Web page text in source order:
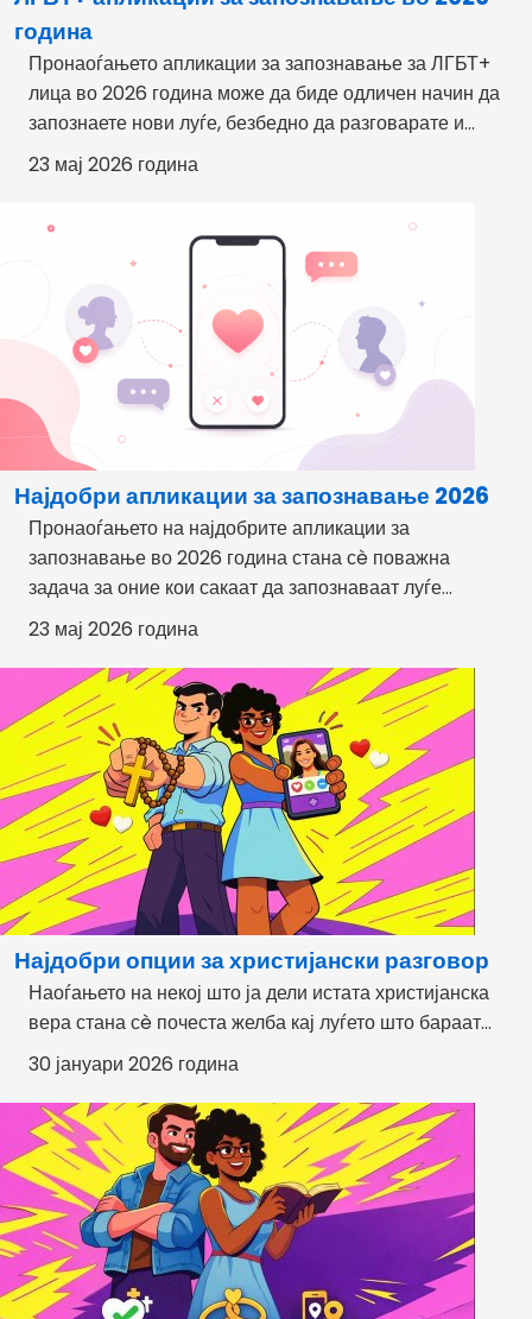
година
Пронаоѓањето апликации за запознавање за ЛГБТ+
лица во 2026 година може да биде одличен начин да
запознаете нови луѓе, безбедно да разговарате и...
23 мај 2026 година
Најдобри апликации за запознавање 2026
Пронаоѓањето на најдобрите апликации за
запознавање во 2026 година стана сè поважна
задача за оние кои сакаат да запознаваат луѓе...
23 мај 2026 година
Најдобри опции за христијански разговор
Наоѓањето на некој што ја дели истата христијанска
вера стана сè почеста желба кај луѓето што бараат...
30 јануари 2026 година